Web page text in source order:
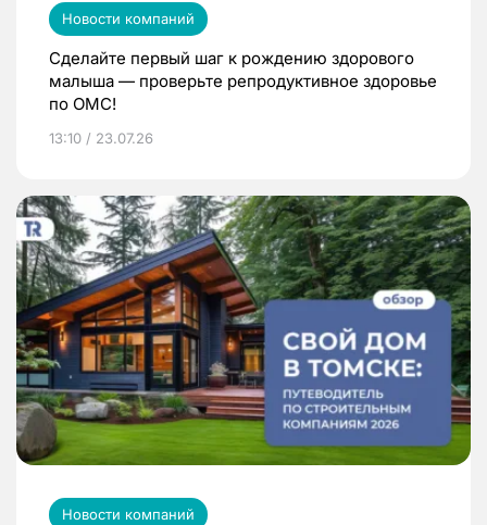
Новости компаний
Сделайте первый шаг к рождению здорового
малыша — проверьте репродуктивное здоровье
по ОМС!
13:10 / 23.07.26
Новости компаний